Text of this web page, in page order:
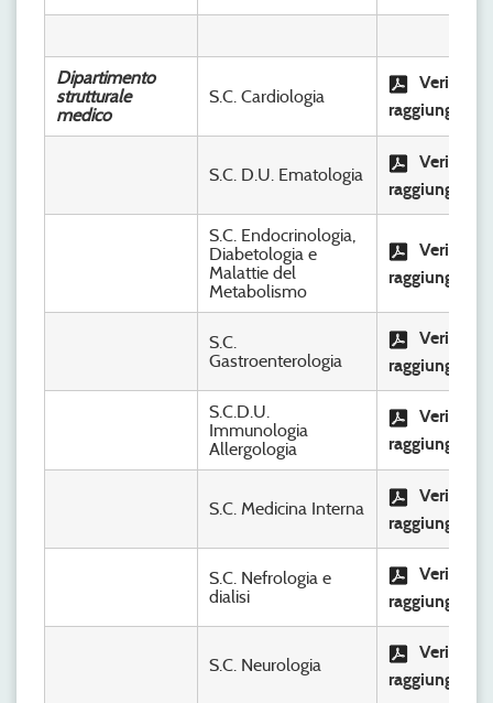
Dipartimento
strutturale
medico
S.C. Cardiologia
Verifica
S.C. D.U. Ematologia
Verifica
S.C. Endocrinologia,
Diabetologia e
Malattie del
Metabolismo
Verifica
S.C.
Gastroenterologia
Verifica
S.C.D.U.
Immunologia
Allergologia
Verifica
S.C. Medicina Interna
Verifica
S.C. Nefrologia e
dialisi
Verifica
S.C. Neurologia
Verifica